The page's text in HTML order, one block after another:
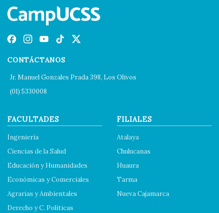
CONTÁCTANOS
Jr. Manuel Gonzales Prada 398, Los Olivos
(01) 5330008
FACULTADES
Ingeniería
Ciencias de la Salud
Educación y Humanidades
Económicas y Comerciales
Agrarias y Ambientales
Derecho y C. Políticas
FILIALES
Atalaya
Chulucanas
Huaura
Tarma
Nueva Cajamarca